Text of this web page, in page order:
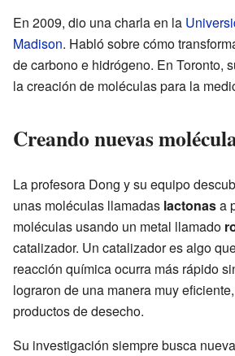
En 2009, dio una charla en la
Madison. Habló sobre cómo
de carbono e hidrógeno. En Toronto,
la creación de moléculas para la
Creando nuevas
La profesora Dong y su equipo
unas moléculas llamadas lactonasa
moléculas usando un metal llamado
catalizador. Un catalizador es algo
reacción química ocurra más rápido
lograron de una manera muy
productos de desecho.
Su investigación siempre busca